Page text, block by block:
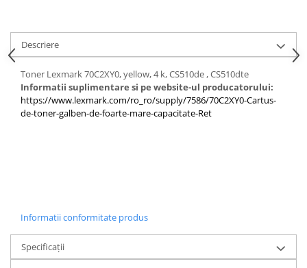
Workstation
All-in-One PC
Mini PC
Monitoare
Procesoare
Placi de baza
Memorii RAM
Descriere
Toner Lexmark 70C2XY0, yellow, 4 k, CS510de , CS510dte
Informatii suplimentare si pe website-ul producatorului:
https://www.lexmark.com/ro_ro/supply/7586/70C2XY0-Cartus-
de-toner-galben-de-foarte-mare-capacitate-Ret
Informatii conformitate produs
Specificații